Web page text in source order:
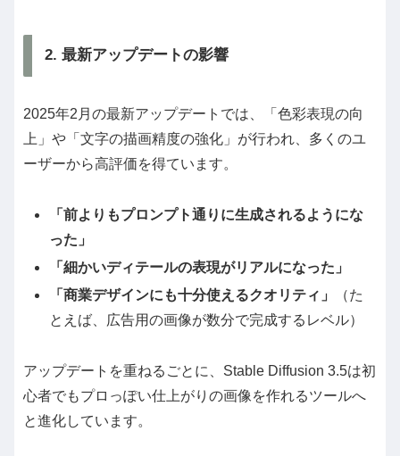
2. 最新アップデートの影響
2025年2月の最新アップデートでは、「色彩表現の向
上」や「文字の描画精度の強化」が行われ、多くのユ
ーザーから高評価を得ています。
「前よりもプロンプト通りに生成されるようにな
った」
「細かいディテールの表現がリアルになった」
「商業デザインにも十分使えるクオリティ」
（た
とえば、広告用の画像が数分で完成するレベル）
アップデートを重ねるごとに、Stable Diffusion 3.5は初
心者でもプロっぽい仕上がりの画像を作れるツールへ
と進化しています。